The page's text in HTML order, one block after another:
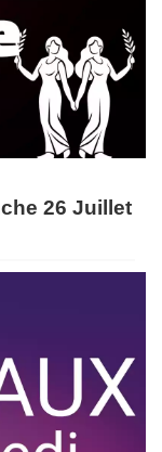
26 Juillet